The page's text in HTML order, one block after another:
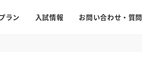
ラン 入試情報 お問い合わせ・質問